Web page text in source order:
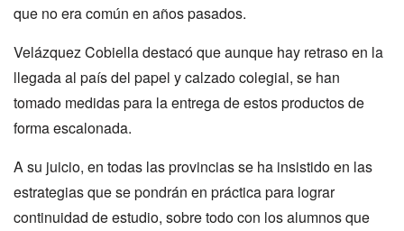
que no era común en años pasados.
Velázquez Cobiella destacó que aunque hay retraso en la
llegada al país del papel y calzado colegial, se han
tomado medidas para la entrega de estos productos de
forma escalonada.
A su juicio, en todas las provincias se ha insistido en las
estrategias que se pondrán en práctica para lograr
continuidad de estudio, sobre todo con los alumnos que